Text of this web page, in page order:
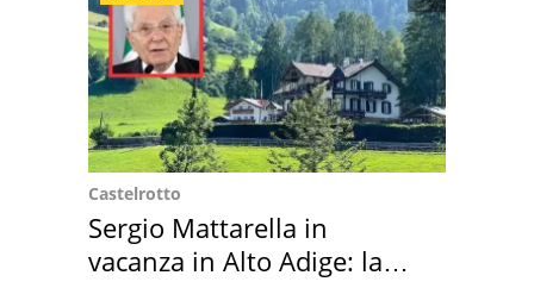
Castelrotto
Sergio Mattarella in
vacanza in Alto Adige: la